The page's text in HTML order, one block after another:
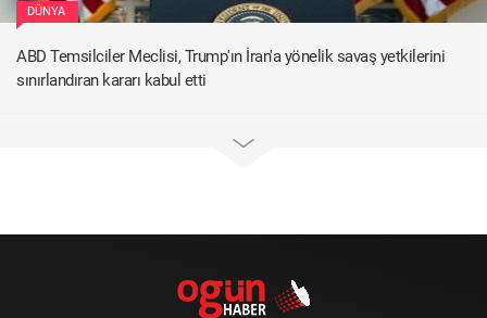
DÜNYA
ABD Temsilciler Meclisi, Trump'ın İran'a yönelik savaş yetkilerini
sınırlandıran kararı kabul etti